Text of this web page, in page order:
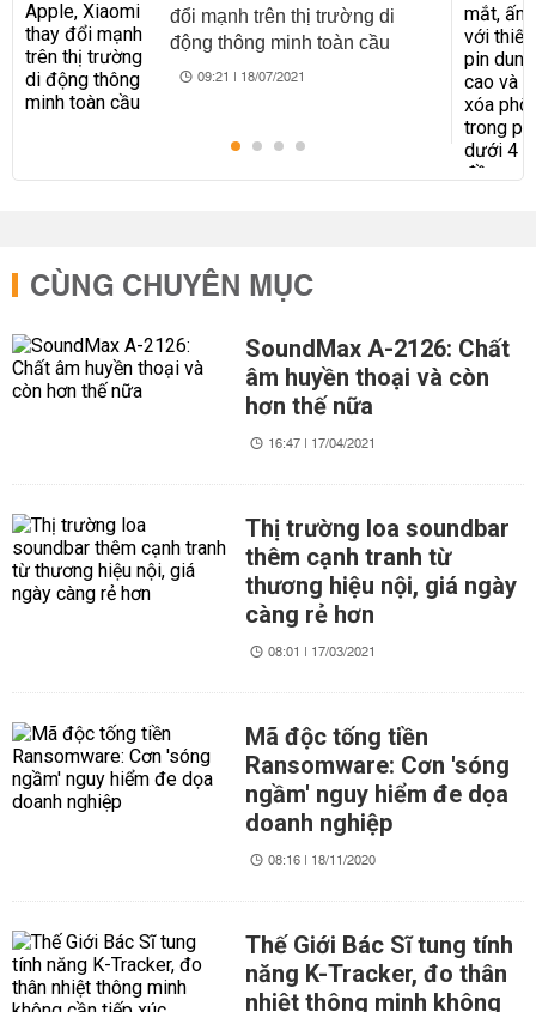
đổi mạnh trên thị trường di
động thông minh toàn cầu
09:21 | 18/07/2021
CÙNG CHUYÊN MỤC
SoundMax A-2126: Chất
âm huyền thoại và còn
hơn thế nữa
16:47 | 17/04/2021
Thị trường loa soundbar
thêm cạnh tranh từ
thương hiệu nội, giá ngày
càng rẻ hơn
08:01 | 17/03/2021
Mã độc tống tiền
Ransomware: Cơn 'sóng
ngầm' nguy hiểm đe dọa
doanh nghiệp
08:16 | 18/11/2020
Thế Giới Bác Sĩ tung tính
năng K-Tracker, đo thân
nhiệt thông minh không